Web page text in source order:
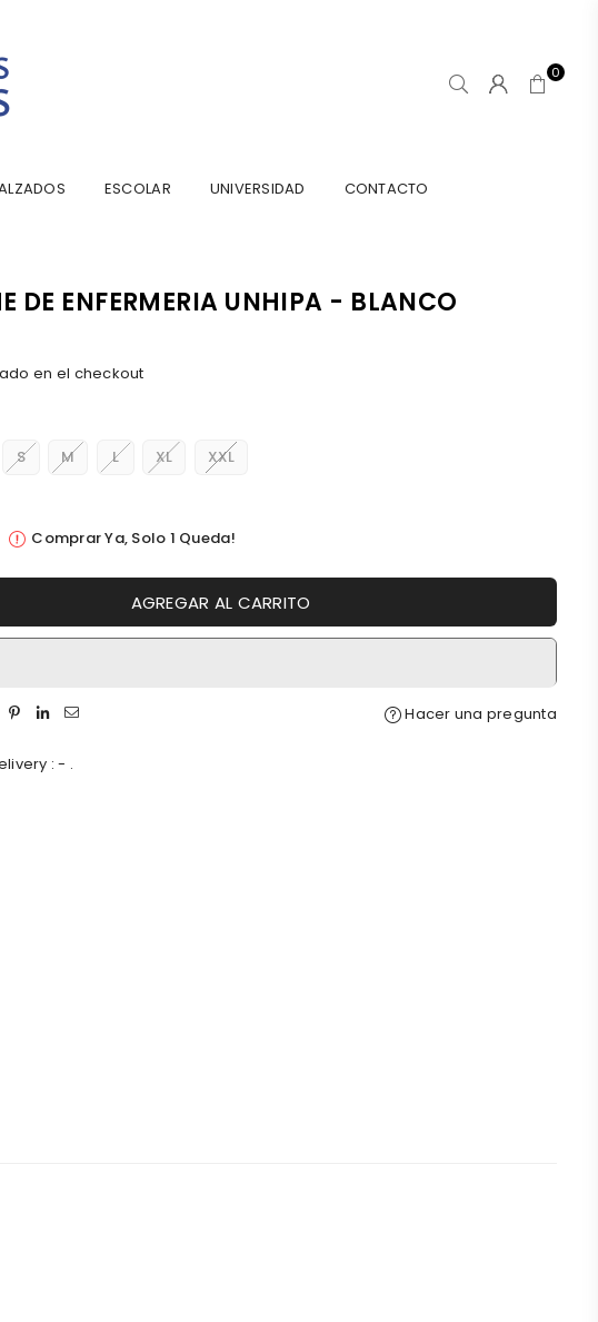
0
ESCOLAR UNIVERSIDAD CONTACTO
DE ENFERMERIA UNHIPA - BLANCO
en el checkout
S M L XL XXL
Comprar Ya, Solo 1 Queda!
AGREGAR AL CARRITO
Hacer una pregunta
:- .